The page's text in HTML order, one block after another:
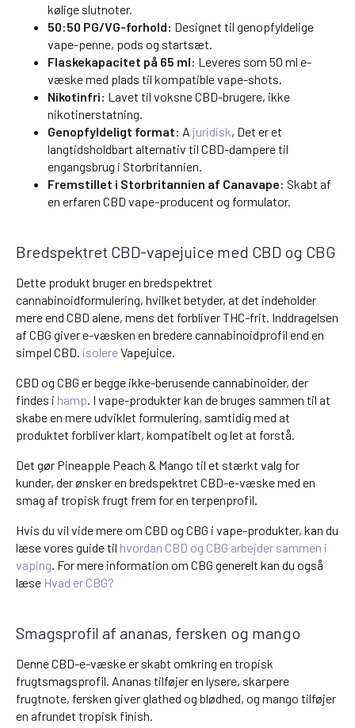
kølige slutnoter.
50:50 PG/VG-forhold: Designet til genopfyldelige
vape-penne, pods og startsæt.
Flaskekapacitet på 65 ml: Leveres som 50 ml e-
væske med plads til kompatible vape-shots.
Nikotinfri: Lavet til voksne CBD-brugere, ikke
nikotinerstatning.
Genopfyldeligt format: A juridisk, Det er et
langtidsholdbart alternativ til CBD-dampere til
engangsbrug i Storbritannien.
Fremstillet i Storbritannien af Canavape: Skabt af
en erfaren CBD vape-producent og formulator.
Bredspektret CBD-vapejuice med CBD og CBG
Dette produkt bruger en bredspektret
cannabinoidformulering, hvilket betyder, at det indeholder
mere end CBD alene, mens det forbliver THC-frit. Inddragelsen
af CBG giver e-væsken en bredere cannabinoidprofil end en
simpel CBD. isolereVapejuice.
CBD og CBG er begge ikke-berusende cannabinoider, der
findes i hamp . I vape-produkter kan de bruges sammen til at
skabe en mere udviklet formulering, samtidig med at
produktet forbliver klart, kompatibelt og let at forstå.
Det gør Pineapple Peach & Mango til et stærkt valg for
kunder, der ønsker en bredspektret CBD-e-væske med en
smag af tropisk frugt frem for en terpenprofil.
Hvis du vil vide mere om CBD og CBG i vape-produkter, kan du
læse vores guide til hvordan CBD og CBG arbejder sammen i
vaping . For mere information om CBG generelt kan du også
læse Hvad er CBG?
Smagsprofil af ananas, fersken og mango
Denne CBD-e-væske er skabt omkring en tropisk
frugtsmagsprofil. Ananas tilføjer en lysere, skarpere
frugtnote, fersken giver glathed og blødhed, og mango tilføjer
en afrundet tropisk finish.